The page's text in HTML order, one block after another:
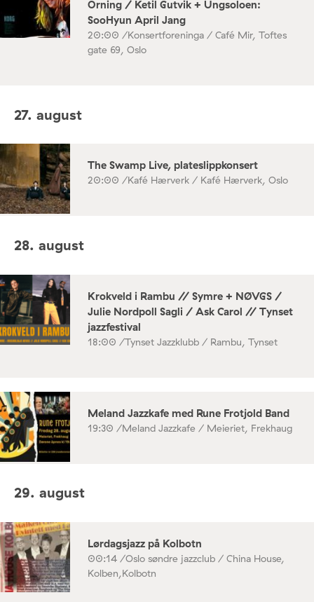
Orning / Ketil Gutvik + Ungsoloen:
SooHyun April Jang
20:00 /Konsertforeninga / Café Mir, Toftes
gate 69, Oslo
27. august
The Swamp Live, plateslippkonsert
20:00 /Kafé Hærverk / Kafé Hærverk, Oslo
28. august
Krokveld i Rambu // Symre + NØVGS /
Julie Nordpoll Sagli / Ask Carol // Tynset
jazzfestival
18:00 /Tynset Jazzklubb / Rambu, Tynset
Meland Jazzkafe med Rune Frotjold Band
19:30 /Meland Jazzkafe / Meieriet, Frekhaug
29. august
Lørdagsjazz på Kolbotn
00:14 /Oslo søndre jazzclub / China House,
Kolben,Kolbotn